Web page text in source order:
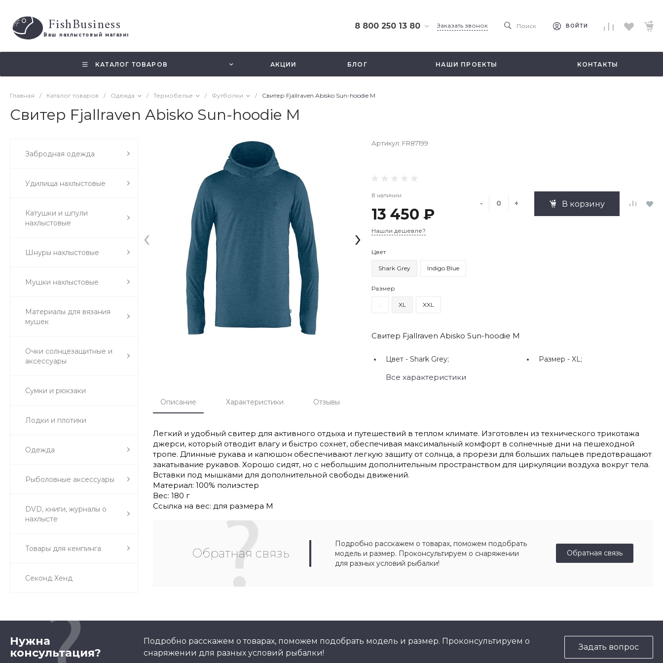
FishBusiness
Ваш нахлыстовый магазин
8 800 250 13 80
ул. Смольная 63б, этаж
2.5
info@fishbusinezz.ru
Заказать звонок Поиск ВОЙТИ
КАТАЛОГ ТОВАРОВ АКЦИИ БЛОГ НАШИ ПРОЕКТЫ КОНТАКТЫ
Главная / Каталог товаров / Одежда / Термобелье / Футболки / Свитер Fjallraven Abisko Sun-hoodie M
Свитер Fjallraven Abisko Sun-hoodie M
Забродная одежда
Удилища нахлыстовые
Катушки и шпули
нахлыстовые
Шнуры нахлыстовые
Мушки нахлыстовые
Материалы для вязания
мушек
Очки солнцезащитные и
аксессуары
Сумки и рюкзаки
Лодки и плотики
Одежда
Рыболовные аксессуары
DVD, книги, журналы о
нахлысте
Товары для кемпинга
Секонд Хенд
‹ ›
Артикул: FR87199
В наличии
13 450 ₽
- + В корзину
Нашли дешевле?
Цвет
Shark Grey Indigo Blue
Размер
XL XXL
Свитер Fjallraven Abisko Sun-hoodie M
Цвет - Shark Grey; Размер -XL;
Все характеристики
Описание Характеристики Отзывы
Легкий и удобный свитер для активного отдыха и путешествий в теплом климате. Изготовлен из технического трикотажа
джерси, который отводит влагу и быстро сохнет, обеспечивая максимальный комфорт в солнечные дни на пешеходной
тропе. Длинные рукава и капюшон обеспечивают легкую защиту от солнца, а прорези для больших пальцев предотвращают
закатывание рукавов. Хорошо сидят, но с небольшим дополнительным пространством для циркуляции воздуха вокруг тела.
Вставки под мышками для дополнительной свободы движений.
Материал: 100% полиэстер
Вес: 180 г
Ссылка на вес: для размера M
Обратная связь
Подробно расскажем о товарах, поможем подобрать
модель и размер. Проконсультируем о снаряжении
для разных условий рыбалки!
Обратная связь
Нужна
консультация?
Подробно расскажем о товарах, поможем подобрать модель и размер. Проконсультируем о
снаряжении для разных условий рыбалки!
Задать вопрос